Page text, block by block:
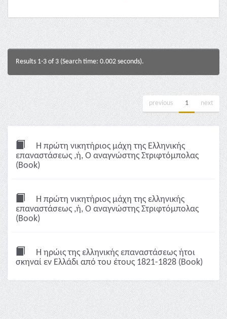
Results 1-3 of 3 (Search time: 0.002 seconds).
previous 1 next
Η πρώτη νικητήριος μάχη της Ελληνικής
επαναστάσεως ,ή, Ο αναγνώστης Στριφτόμπολας
(Book)
Η πρώτη νικητήριος μάχη της ελληνικής
επαναστάσεως ,ή, Ο αναγνώστης Στριφτόμπολας
(Book)
Η ηρώις της ελληνικής επαναστάσεως ήτοι
σκηναί εν Ελλάδι από του έτους 1821-1828 (Book)